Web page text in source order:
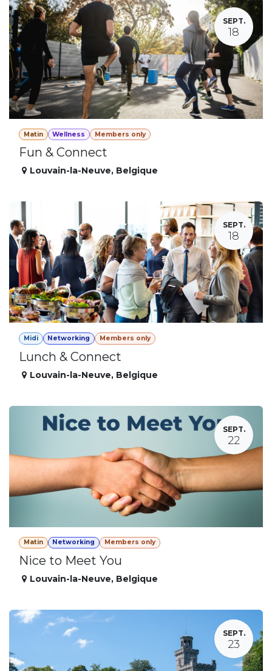
SEPT.
18
Matin Wellness Members only
Fun & Connect
Louvain-la-Neuve, Belgique
SEPT.
18
Midi Networking Members only
Lunch & Connect
Louvain-la-Neuve, Belgique
SEPT.
22
Matin Networking Members only
Nice to Meet You
Louvain-la-Neuve, Belgique
SEPT.
23